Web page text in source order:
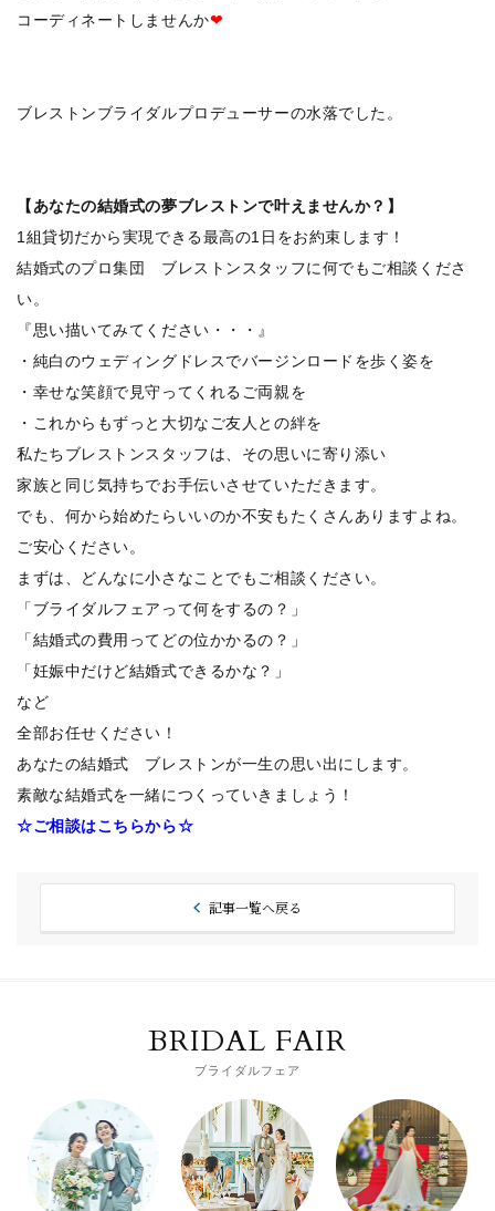
コーディネートしませんか❤
ブレストンブライダルプロデューサーの水落でした。
【あなたの結婚式の夢ブレストンで叶えませんか？】
1組貸切だから実現できる最高の1日をお約束します！
結婚式のプロ集団 ブレストンスタッフに何でもご相談くださ
い。
『思い描いてみてください・・・』
・純白のウェディングドレスでバージンロードを歩く姿を
・幸せな笑顔で見守ってくれるご両親を
・これからもずっと大切なご友人との絆を
私たちブレストンスタッフは、その思いに寄り添い
家族と同じ気持ちでお手伝いさせていただきます。
でも、何から始めたらいいのか不安もたくさんありますよね。
ご安心ください。
まずは、どんなに小さなことでもご相談ください。
「ブライダルフェアって何をするの？」
「結婚式の費用ってどの位かかるの？」
「妊娠中だけど結婚式できるかな？」
など
全部お任せください！
あなたの結婚式 ブレストンが一生の思い出にします。
素敵な結婚式を一緒につくっていきましょう！
☆ご相談はこちらから☆
記事一覧へ戻る
BRIDAL FAIR
ブライダルフェア